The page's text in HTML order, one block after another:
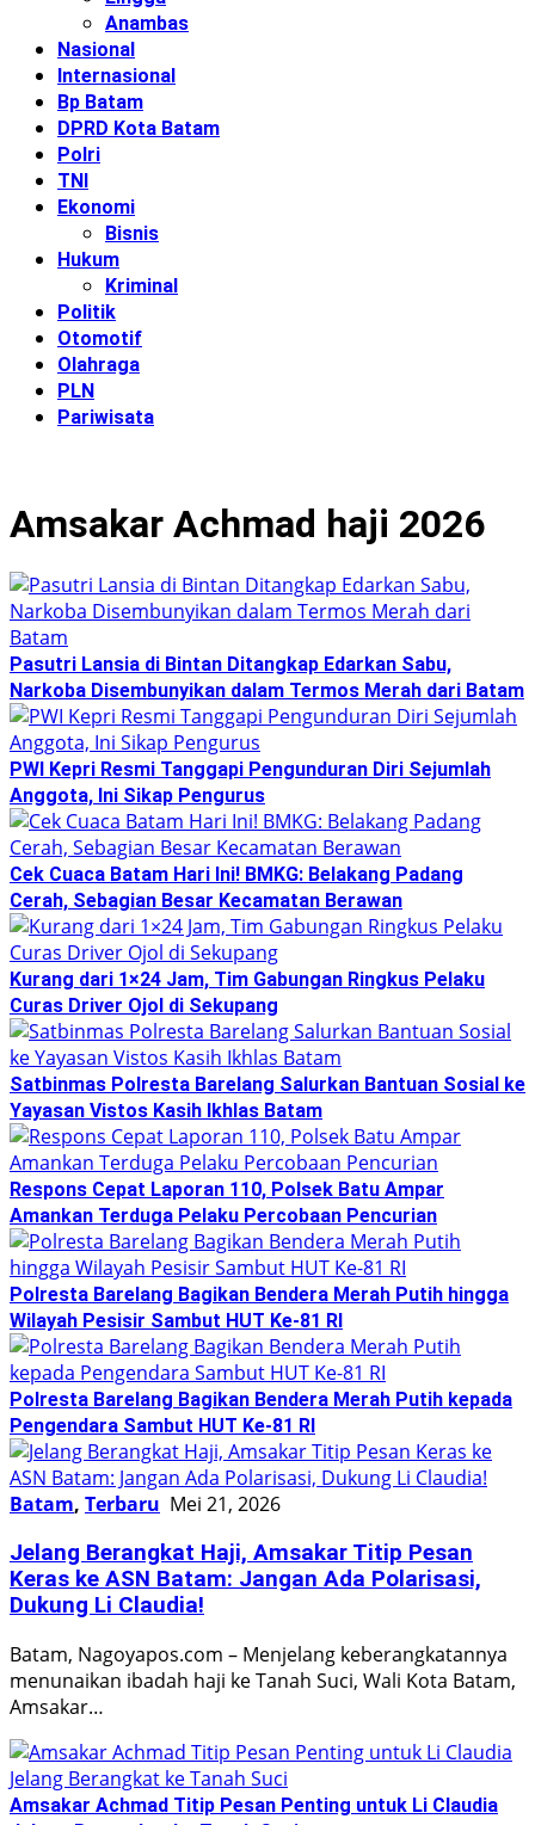
Anambas
Nasional
Internasional
Bp Batam
DPRD Kota Batam
Polri
TNI
Ekonomi
Bisnis
Hukum
Kriminal
Politik
Otomotif
Olahraga
PLN
Pariwisata
Amsakar Achmad haji 2026
Pasutri Lansia di Bintan Ditangkap Edarkan Sabu,
Narkoba Disembunyikan dalam Termos Merah dari Batam
PWI Kepri Resmi Tanggapi Pengunduran Diri Sejumlah
Anggota, Ini Sikap Pengurus
Cek Cuaca Batam Hari Ini! BMKG: Belakang Padang
Cerah, Sebagian Besar Kecamatan Berawan
Kurang dari 1×24 Jam, Tim Gabungan Ringkus Pelaku
Curas Driver Ojol di Sekupang
Satbinmas Polresta Barelang Salurkan Bantuan Sosial ke
Yayasan Vistos Kasih Ikhlas Batam
Respons Cepat Laporan 110, Polsek Batu Ampar
Amankan Terduga Pelaku Percobaan Pencurian
Polresta Barelang Bagikan Bendera Merah Putih hingga
Wilayah Pesisir Sambut HUT Ke-81 RI
Polresta Barelang Bagikan Bendera Merah Putih kepada
Pengendara Sambut HUT Ke-81 RI
Batam, Terbaru Mei 21, 2026
Jelang Berangkat Haji, Amsakar Titip Pesan
Keras ke ASN Batam: Jangan Ada Polarisasi,
Dukung Li Claudia!
Batam, Nagoyapos.com – Menjelang keberangkatannya
menunaikan ibadah haji ke Tanah Suci, Wali Kota Batam,
Amsakar…
Amsakar Achmad Titip Pesan Penting untuk Li Claudia